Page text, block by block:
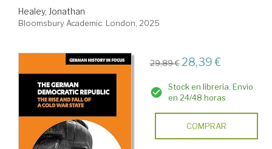
Healey, Jonathan
Bloomsbury Academic. London, 2025
29,89 € 28,39 €
Stock en librería. Envío
en 24/48 horas
COMPRAR